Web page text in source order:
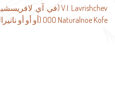
تصفّح
المقالات
V.I. Lavrishchev (في. آي. لافريسشيف)
OOO Naturalnoe Kofe (أو أو أو ناتيرالوني كوفي)